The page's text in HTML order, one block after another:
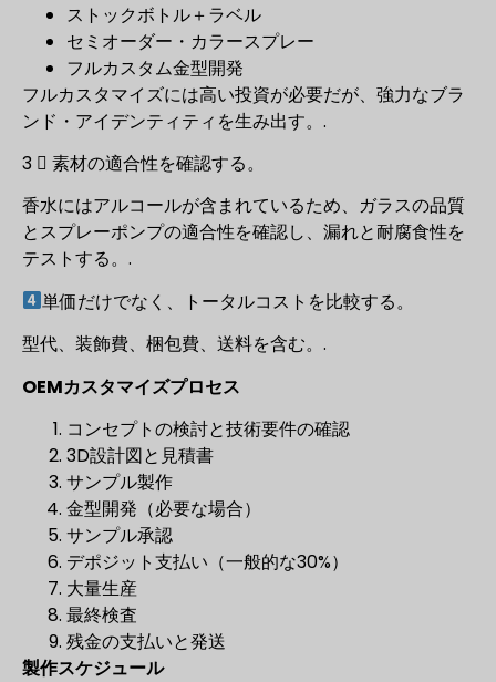
ストックボトル＋ラベル
セミオーダー・カラースプレー
フルカスタム金型開発
フルカスタマイズには高い投資が必要だが、強力なブラ
ンド・アイデンティティを生み出す。.
3️ ⃣ 素材の適合性を確認する。
香水にはアルコールが含まれているため、ガラスの品質
とスプレーポンプの適合性を確認し、漏れと耐腐食性を
テストする。.
単価だけでなく、トータルコストを比較する。
型代、装飾費、梱包費、送料を含む。.
OEMカスタマイズプロセス
コンセプトの検討と技術要件の確認
3D設計図と見積書
サンプル製作
金型開発（必要な場合）
サンプル承認
デポジット支払い（一般的な30%）
大量生産
最終検査
残金の支払いと発送
製作スケジュール